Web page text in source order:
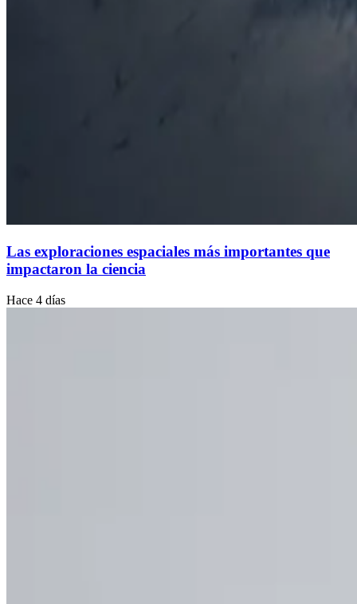
Las exploraciones espaciales más importantes que
impactaron la ciencia
Hace 4 días